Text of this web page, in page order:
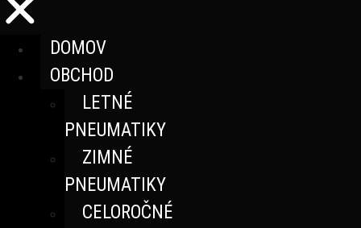
DOMOV
OBCHOD
LETNÉ
PNEUMATIKY
ZIMNÉ
PNEUMATIKY
CELOROČNÉ